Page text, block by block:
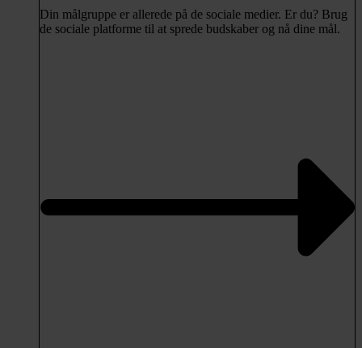
Din målgruppe er allerede på de sociale medier. Er du? Brug
de sociale platforme til at sprede budskaber og nå dine mål.